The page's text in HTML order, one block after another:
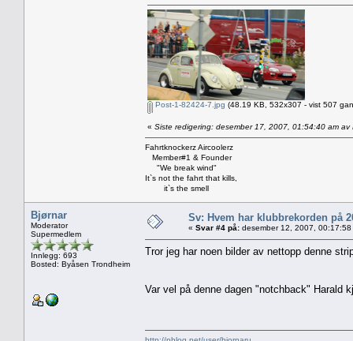
Post-1-82424-7.jpg (48.19 KB, 532x307 - vist 507
« Siste redigering: desember 17, 2007, 01:54:40 am av
Fahrtknockerz Aircoolerz
Member#1 & Founder
"We break wind"
It`s not the fahrt that kills,
it`s the smell
Bjørnar
Moderator
Supermedlem
Innlegg: 693
Bosted: Byåsen Trondheim
Sv: Hvem har klubbrekorden på
« Svar #4 på: desember 12, 2007, 00:17:58
Tror jeg har noen bilder av nettopp denne
Var vel på denne dagen "notchback" Harald